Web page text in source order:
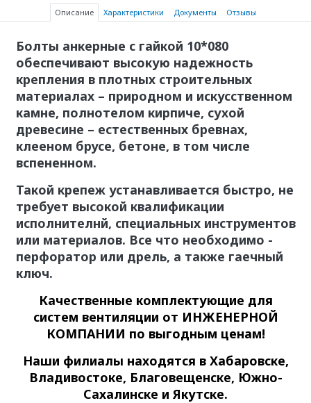
Описание Характеристики Документы Отзывы
Болты анкерные с гайкой 10*080
обеспечивают высокую надежность
крепления в плотных строительных
материалах – природном и искусственном
камне, полнотелом кирпиче, сухой
древесине – естественных бревнах,
клееном брусе, бетоне, в том числе
вспененном.
Такой крепеж устанавливается быстро, не
требует высокой квалификации
исполнителнй, специальных инструментов
или материалов. Все что необходимо -
перфоратор или дрель, а также гаечный
ключ.
Качественные комплектующие для
систем вентиляции от ИНЖЕНЕРНОЙ
КОМПАНИИ по выгодным ценам!
Наши филиалы находятся в Хабаровске,
Владивостоке, Благовещенске, Южно-
Сахалинске и Якутске.